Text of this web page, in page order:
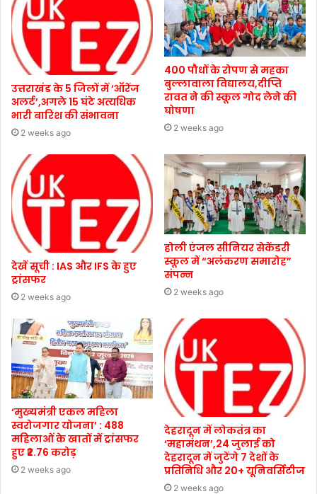
उत्तराखंड के 5 जिलों में ‘ऑरेंज
अलर्ट’,अगले 15 घंटे अत्यधिक
भारी बारिश की संभावना
2 weeks ago
400 पौधों के रोपण से महका
बुल्लावाला विद्यालय,दीप्ति
रावत ने की स्कूल गोद लेने की
घोषणा
2 weeks ago
देखें सूची : IAS और IFS के हुए
ट्रांसफर
2 weeks ago
होली एंजल सीनियर सेकेंडरी
स्कूल में “अलंकरण समारोह”
संपन्न
2 weeks ago
‘मुख्यमंत्री एकल महिला
स्वरोजगार योजना’ : 488
महिलाओं के खातों में ट्रांसफर
हुए ₹2.76 करोड़
2 weeks ago
देहरादून में लोकतंत्र का
‘महामंथन’,24 जुलाई को
देहरादून में जुटेंगे 7 देशों के
प्रतिनिधि और 20+ यूनिवर्सिटीज
2 weeks ago